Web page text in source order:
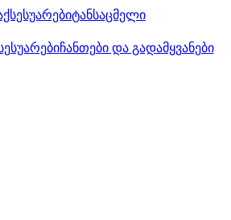
ტანსაცმელი
ჩანთები და გადამყვანები